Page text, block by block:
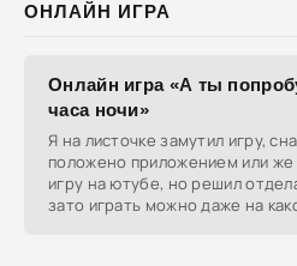
ОНЛАЙН ИГРА
Онлайн игра «А ты
часа ночи»
Я на листочке замутил игру,
положено приложением или
игру на ютубе, но решил
зато играть можно даже на